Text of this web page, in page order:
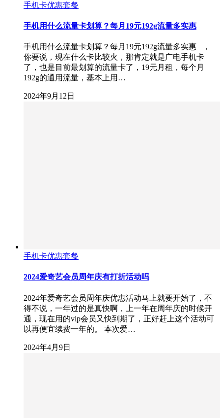
手机卡优惠套餐
手机用什么流量卡划算？每月19元192g流量多实惠
手机用什么流量卡划算？每月19元192g流量多实惠 ，
你要说，现在什么卡比较火，那肯定就是广电手机卡
了，也是目前最划算的流量卡了，19元月租，每个月
192g的通用流量，基本上用…
2024年9月12日
手机卡优惠套餐
2024爱奇艺会员周年庆有打折活动吗
2024年爱奇艺会员周年庆优惠活动马上就要开始了，不
得不说，一年过的是真快啊，上一年在周年庆的时候开
通，现在用的vip会员又快到期了，正好赶上这个活动可
以再便宜续费一年的。 本次爱…
2024年4月9日